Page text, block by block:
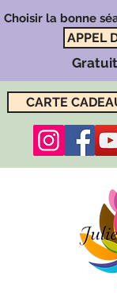
CARTE
Choisir la bonne
APPEL